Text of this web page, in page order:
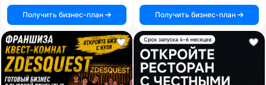
Получить бизнес-план Получить бизнес-план